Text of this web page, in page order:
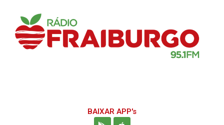
BAIXAR APP's